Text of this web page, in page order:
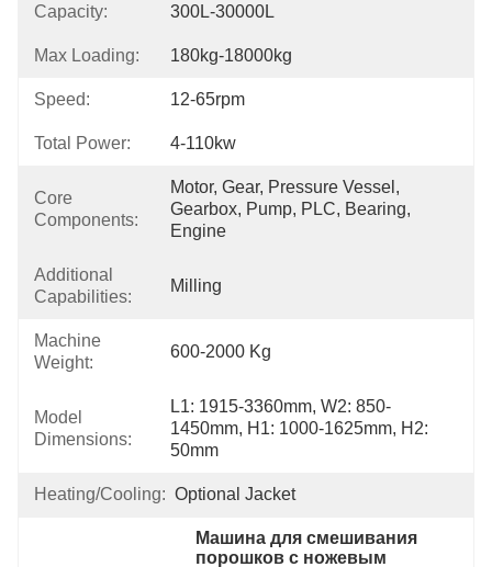
Capacity: 300L-30000L
Max Loading: 180kg-18000kg
Speed: 12-65rpm
Total Power: 4-110kw
Core
Components:
Motor, Gear, Pressure Vessel,
Gearbox, Pump, PLC, Bearing,
Engine
Additional
Capabilities:
Milling
Machine
Weight:
600-2000 Kg
Model
Dimensions:
L1: 1915-3360mm, W2: 850-
1450mm, H1: 1000-1625mm, H2:
50mm
Heating/cooling: Optional Jacket
Машина для смешивания
порошков с ножевым